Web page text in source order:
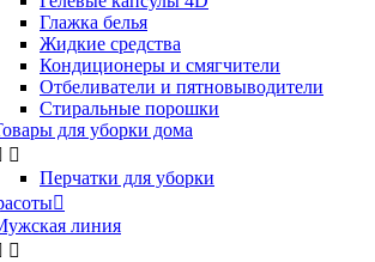
Глажка белья
Жидкие средства
Кондиционеры и смягчители
Отбеливатели и пятновыводители
Стиральные порошки
для уборки дома

Перчатки для уборки

линия
